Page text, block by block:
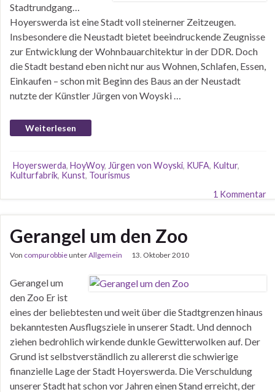
Stadtrundgang…
Hoyerswerda ist eine Stadt voll steinerner Zeitzeugen.
Insbesondere die Neustadt bietet beeindruckende Zeugnisse
zur Entwicklung der Wohnbauarchitektur in der DDR. Doch
die Stadt bestand eben nicht nur aus Wohnen, Schlafen, Essen,
Einkaufen – schon mit Beginn des Baus an der Neustadt
nutzte der Künstler Jürgen von Woyski …
Weiterlesen
Hoyerswerda, HoyWoy, Jürgen von Woyski, KUFA, Kultur,
Kulturfabrik, Kunst, Tourismus
1 Kommentar
Gerangel um den Zoo
Von compurobbieunterAllgemein 13. Oktober 2010
Gerangel um
den Zoo Er ist
eines der beliebtesten und weit über die Stadtgrenzen hinaus
bekanntesten Ausflugsziele in unserer Stadt. Und dennoch
ziehen bedrohlich wirkende dunkle Gewitterwolken auf. Der
Grund ist selbstverständlich zu allererst die schwierige
finanzielle Lage der Stadt Hoyerswerda. Die Verschuldung
unserer Stadt hat schon vor Jahren einen Stand erreicht, der